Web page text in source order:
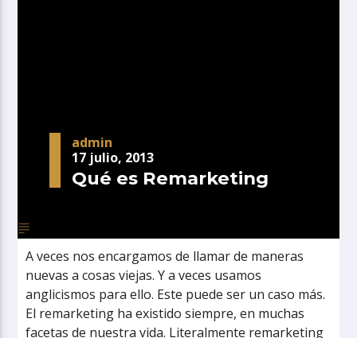
admin
17 julio, 2013
Qué es Remarketing
A veces nos encargamos de llamar de maneras
nuevas a cosas viejas. Y a veces usamos
anglicismos para ello. Este puede ser un caso más.
El remarketing ha existido siempre, en muchas
facetas de nuestra vida. Literalmente remarketing